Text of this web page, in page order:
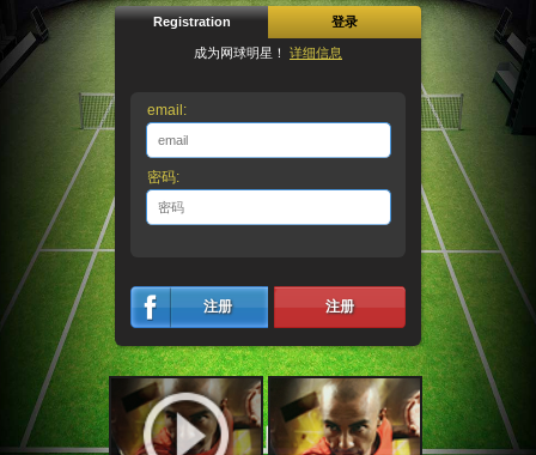
Registration 登录
成为网球明星！ 详细信息
email:
密码:
注册 注册